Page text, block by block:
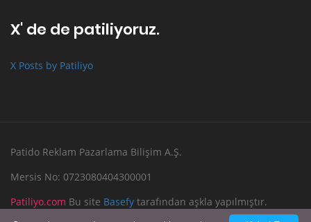
X' de de patiliyoruz.
X Posts by Patiliyo
Patido Reklam Pazarlama Bilişim A.Ş.
Mersis No: 0723080404300001
Patiliyo.com Bu site Basefy tarafından aşkla yapılmıştır.